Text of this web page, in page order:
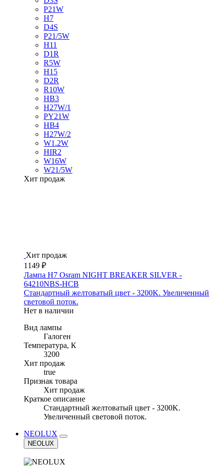
P21W
H7
D4S
P21/5W
H11
D1R
R5W
H15
D2R
R10W
HB3
H27W/1
PY21W
HB4
H27W/2
W1.2W
HIR2
W16W
W21/5W
Хит продаж
Хит продаж
1149 ₽
Лампа H7 Osram NIGHT BREAKER SILVER -
64210NBS-HCB
Стандартный желтоватый цвет - 3200K. Увеличенный
световой поток.
Нет в наличии
Вид лампы
Галоген
Температура, К
3200
Хит продаж
true
Признак товара
Хит продаж
Краткое описание
Стандартный желтоватый цвет - 3200K.
Увеличенный световой поток.
NEOLUX
NEOLUX